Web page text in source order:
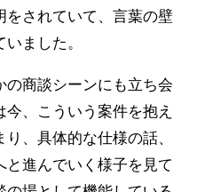
をされていて、言葉の壁
ました。
の商談シーンにも立ち会
、こういう案件を抱え
、具体的な仕様の話、
進んでいく様子を見て